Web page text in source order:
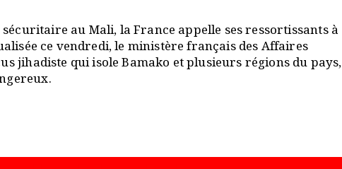
au Mali, la France appelle ses ressortissants à
ce vendredi, le ministère français des Affaires
jihadiste qui isole Bamako et plusieurs régions du pays,